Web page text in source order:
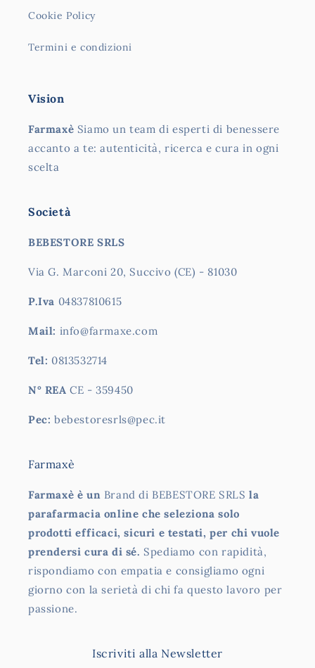
Cookie Policy
Termini e condizioni
Vision
Farmaxè Siamo un team di esperti di benessere
accanto a te: autenticità, ricerca e cura in ogni
scelta
Società
BEBESTORE SRLS
Via G. Marconi 20, Succivo (CE) - 81030
P.Iva 04837810615
Mail: info@farmaxe.com
Tel: 0813532714
N° REA CE - 359450
Pec: bebestoresrls@pec.it
Farmaxè
Farmaxè è un Brand di BEBESTORE SRLS la
parafarmacia online che seleziona solo
prodotti efficaci, sicuri e testati, per chi vuole
prendersi cura di sé. Spediamo con rapidità,
rispondiamo con empatia e consigliamo ogni
giorno con la serietà di chi fa questo lavoro per
passione.
Iscriviti alla Newsletter